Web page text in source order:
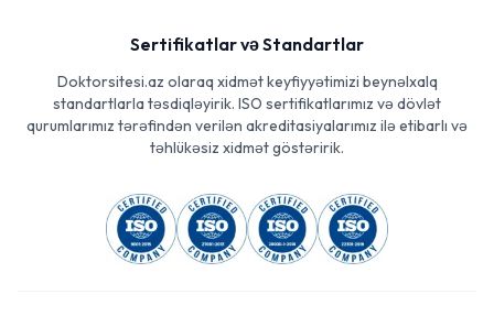
Sertifikatlar və Standartlar
Doktorsitesi.az olaraq xidmət keyfiyyətimizi beynəlxalq
standartlarla təsdiqləyirik. ISO sertifikatlarımız və dövlət
qurumlarımız tərəfindən verilən akreditasiyalarımız ilə etibarlı və
təhlükəsiz xidmət göstəririk.